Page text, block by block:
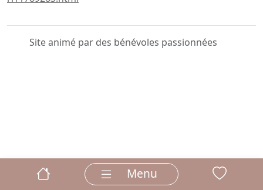
Site animé par des bénévoles passionnées
Menu